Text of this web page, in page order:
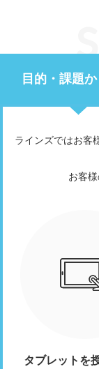
目的・課題
ラインズではお客
お客
タブレットを